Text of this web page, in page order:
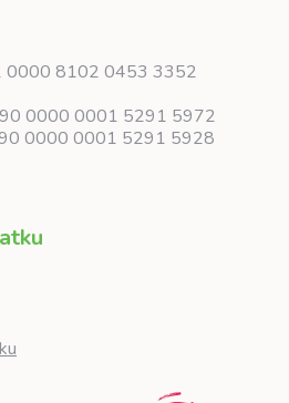
0000 8102 0453 3352
0000 0001 5291 5972
0000 0001 5291 5928